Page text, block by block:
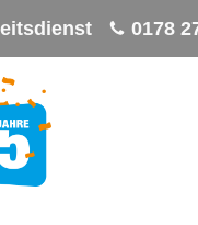
0178